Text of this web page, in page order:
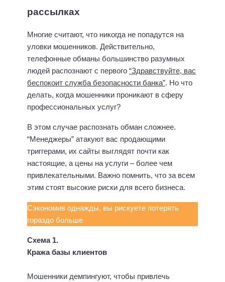
рассылках
Многие считают, что никогда не попадутся на
уловки мошенников. Действительно,
телефонные обманы большинство разумных
людей распознают с первого “Здравствуйте, вас
беспокоит служба безопасности банка”. Но что
делать, когда мошенники проникают в сферу
профессиональных услуг?
В этом случае распознать обман сложнее.
“Менеджеры” атакуют вас продающими
триггерами, их сайты выглядят почти как
настоящие, а цены на услуги – более чем
привлекательными. Важно помнить, что за всем
этим стоят высокие риски для всего бизнеса.
Сэкономив однажды, вы рискуете потерять
гораздо больше
Схема 1.
Кража базы клиентов
Мошенники демпингуют, чтобы привлечь